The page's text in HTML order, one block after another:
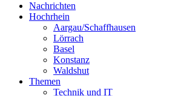
Nachrichten
Hochrhein
Aargau/Schaffhausen
Lörrach
Basel
Konstanz
Waldshut
Themen
Technik und IT